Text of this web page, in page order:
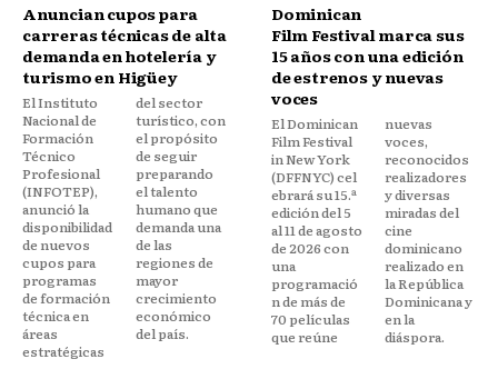
Anuncian cupos para
carreras técnicas de alta
demanda en hotelería y
turismo en Higüey
El Instituto
Nacional de
Formación
Técnico
Profesional
(INFOTEP),
anunció la
disponibilidad
de nuevos
cupos para
programas
de formación
técnica en
áreas
estratégicas
del sector
turístico, con
el propósito
de seguir
preparando
el talento
humano que
demanda una
de las
regiones de
mayor
crecimiento
económico
del país.
Dominican
Film Festival marca sus
15 años con una edición
de estrenos y nuevas
voces
El Dominican
Film Festival
in New York
(DFFNYC) cel
ebrará su 15.ª
edición del 5
al 11 de agosto
de 2026 con
una
programació
n de más de
70 películas
que reúne
nuevas
voces,
reconocidos
realizadores
y diversas
miradas del
cine
dominicano
realizado en
la República
Dominicana y
en la
diáspora.